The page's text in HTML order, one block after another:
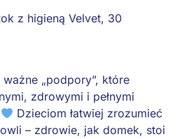
z higieną Velvet, 30
„podpory”, które
zdrowymi i pełnymi
Dzieciom łatwiej zrozumieć
– zdrowie, jak domek, stoi